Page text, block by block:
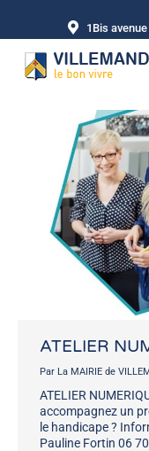
1Bis
ATELIER
Par La MAIRIE de
ATELIER
accompagnez un
le handicape ?
Pauline Fortin 06